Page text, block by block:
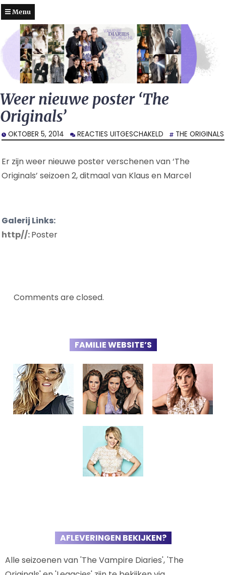
Menu
Weer nieuwe poster ‘The
Originals’
OKTOBER 5, 2014 REACTIES UITGESCHAKELD VOOR
WEER
POSTER
‘THE
THE ORIGINALS
Er zijn weer nieuwe poster verschenen van ‘The
Originals’ seizoen 2, ditmaal van Klaus en Marcel
Galerij Links:
http//:Poster
Comments are closed.
FAMILIE WEBSITE’S
AFLEVERINGEN BEKIJKEN?
Alle seizoenen van 'The Vampire Diaries', 'The